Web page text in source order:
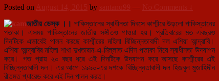
Posted on August 14, 2015 by santanu99 — No Comments ↓
জাতীয় ডেস্ক ।। পাকিস্তানের স্বাধীনতা দিবসে কাশ্মীরে উড়লো পাকিস্তানের
পতাকা। এসময় পাকিস্তানের জাতীয় সঙ্গীতও গাওয়া হয়। প্রতিবারের মত এবছরও
দিনটিকে এভাবেই পালন করছে কাশ্মীরের মহিলা বিচ্ছিন্নতাবাদী দল এশিয়া আন্দ্রাবি।
এশিয়া আন্দ্রাবির মহিলা শাখা দুখতারান-এ-মিল্লাত এদিন পতাকা নিয়ে স্বাধীনতা উদযাপন
করে। গত প্রায় ২০ বছর ধরে এই দিনটিকে উদযাপন করে আসছে কাশ্মীরের এই
বিচ্ছিন্নতাবাদী দল। এর আগে ১৯৯০-এর দশকে বিচ্ছিন্নতাবাদী দল হিজবুল মুজাহিদীন
রীতমত প্যারেড করে এই দিন পালন করত।